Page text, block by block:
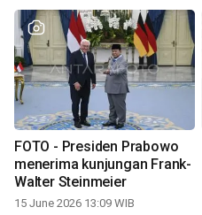
FOTO - Presiden Prabowo
menerima kunjungan Frank-
Walter Steinmeier
15 June 2026 13:09 WIB